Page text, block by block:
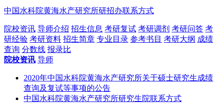
中国水科院黄海水产研究所研招办联系方式
院校资讯 导师介绍 招生信息 考研复试 考研调剂 考研问答 考
研经验 考研资料 招生简章 专业目录 参考书目 考研大纲 成绩
查询 分数线 报录比
院校资讯 导师
2020年中国水科院黄海水产研究所关于硕士研究生成绩
查询及复试等事项的公告
中国水科院黄海水产研究所研究生院联系方式